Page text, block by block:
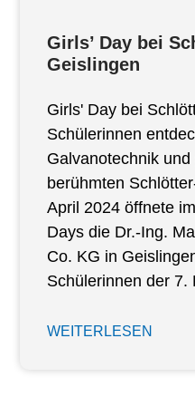
Girls’ Day bei
Geislingen
Girls' Day bei
Schülerinnen
Galvanotechnik
berühmten
April 2024 öffnete
Days die Dr.-Ing.
Co. KG in
Schülerinnen der 7.
WEITERLESEN